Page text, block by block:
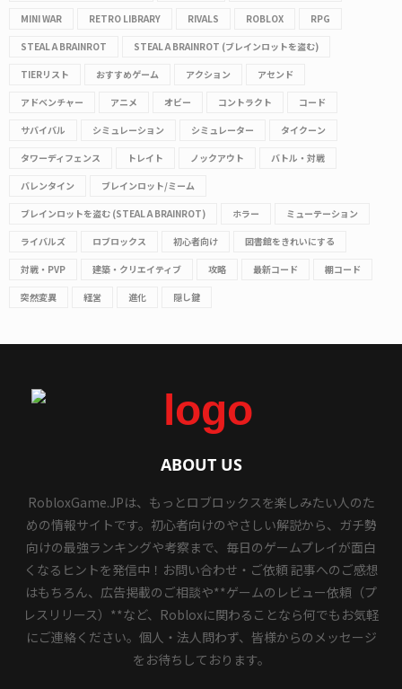
MINI WAR RETRO LIBRARY RIVALS ROBLOX RPG
STEAL A BRAINROT STEAL A BRAINROT (ブレインロットを盗む)
TIERリスト おすすめゲーム アクション アセンド
アドベンチャー アニメ オビー コントラクト コード
サバイバル シミュレーション シミュレーター タイクーン
タワーディフェンス トレイト ノックアウト バトル・対戦
バレンタイン ブレインロット/ミーム
ブレインロットを盗む (STEAL A BRAINROT) ホラー ミューテーション
ライバルズ ロブロックス 初心者向け 図書館をきれいにする
対戦・PVP 建築・クリエイティブ 攻略 最新コード 棚コード
突然変異 経営 進化 隠し鍵
ABOUT US
RobloxGame.JPは、もっとロブロックスを楽しみたい人のた
めの情報サイトです。初心者向けのやさしい解説から、ガチ勢
向けの最強ランキングや考察まで、毎日のゲームプレイが面白
くなるヒントを発信中！お問い合わせ・ご依頼 記事へのご感想
はもちろん、広告掲載のご相談や**ゲームのレビュー依頼（プ
レスリリース）**など、Robloxに関わることなら何でもお気軽
にご連絡ください。個人・法人問わず、皆様からのメッセージ
をお待ちしております。